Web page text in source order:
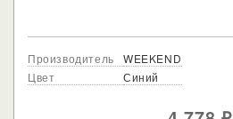
Производитель
WEEKEND
Цвет
Синий